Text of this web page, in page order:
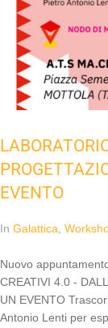
EVENTO
In Galattica
Nuovo
CREATIVI 4.0 -
UN EVENTO
Antonio Lenti per